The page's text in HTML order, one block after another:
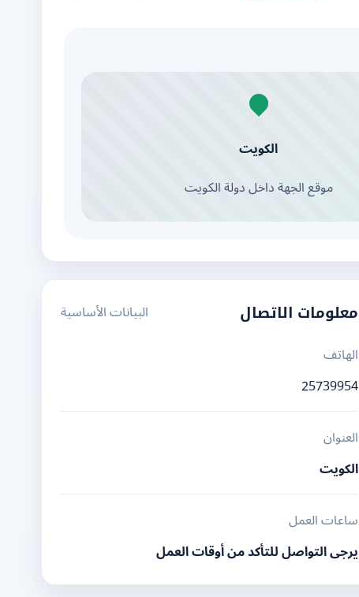
الكويت
موقع الجهة داخل دولة الكويت
معلومات الاتصال
البيانات الأساسية
الهاتف
25739954
العنوان
الكويت
ساعات العمل
يرجى التواصل للتأكد من أوقات العمل